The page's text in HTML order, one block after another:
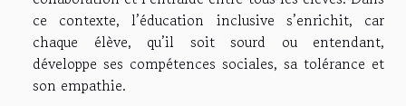
ce contexte, l’éducation inclusive s’enrichit, car
chaque élève, qu’il soit sourd ou entendant,
développe ses compétences sociales, sa tolérance et
son empathie.